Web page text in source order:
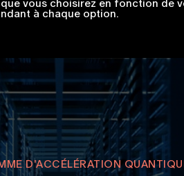
vous choisirez en fonction de
à chaque option.
D'ACCÉLÉRATION